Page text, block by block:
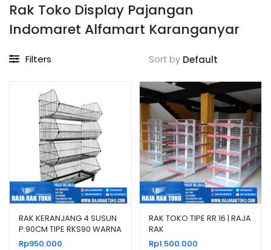
Rak Toko Display Pajangan
Indomaret Alfamart Karanganyar
Filters Sort by
RAK KERANJANG 4 SUSUN
P.90CM TIPE RKS90 WARNA
HITAM & PUTIH
Rp950.000
RAK TOKO TIPE RR 16 | RAJA
RAK
Rp1.500.000